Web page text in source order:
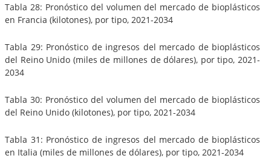
Tabla 28: Pronóstico del volumen del mercado de bioplásticos
en Francia (kilotones), por tipo, 2021-2034
Tabla 29: Pronóstico de ingresos del mercado de bioplásticos
del Reino Unido (miles de millones de dólares), por tipo, 2021-
2034
Tabla 30: Pronóstico del volumen del mercado de bioplásticos
del Reino Unido (kilotones), por tipo, 2021-2034
Tabla 31: Pronóstico de ingresos del mercado de bioplásticos
en Italia (miles de millones de dólares), por tipo, 2021-2034